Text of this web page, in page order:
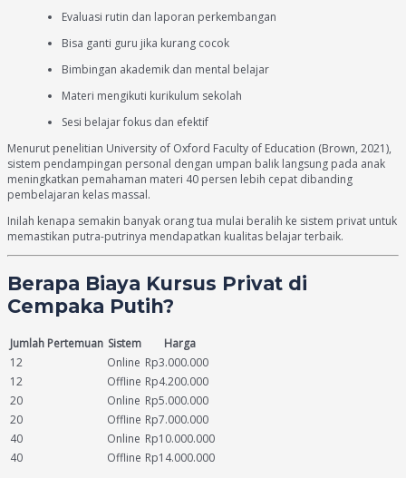
Evaluasi rutin dan laporan perkembangan
Bisa ganti guru jika kurang cocok
Bimbingan akademik dan mental belajar
Materi mengikuti kurikulum sekolah
Sesi belajar fokus dan efektif
Menurut penelitian University of Oxford Faculty of Education (Brown, 2021),
sistem pendampingan personal dengan umpan balik langsung pada anak
meningkatkan pemahaman materi 40 persen lebih cepat dibanding
pembelajaran kelas massal.
Inilah kenapa semakin banyak orang tua mulai beralih ke sistem privat untuk
memastikan putra-putrinya mendapatkan kualitas belajar terbaik.
Berapa Biaya Kursus Privat di
Cempaka Putih?
Jumlah Pertemuan Sistem
Harga
12
Online Rp3.000.000
12
Offline Rp4.200.000
20
Online Rp5.000.000
20
Offline Rp7.000.000
40
Online Rp10.000.000
40
Offline Rp14.000.000